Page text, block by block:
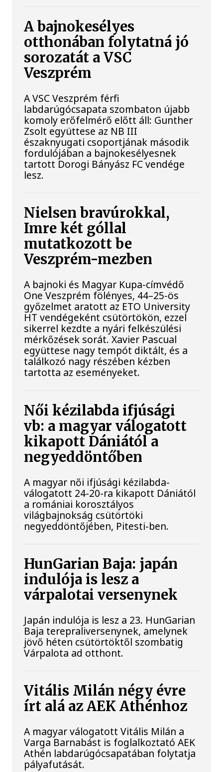
A bajnokesélyes
otthonában folytatná jó
sorozatát a VSC
Veszprém
A VSC Veszprém férfi
labdarúgócsapata szombaton újabb
komoly erőfelmérő előtt áll: Gunther
Zsolt együttese az NB III
északnyugati csoportjának második
fordulójában a bajnokesélyesnek
tartott Dorogi Bányász FC vendége
lesz.
Nielsen bravúrokkal,
Imre két góllal
mutatkozott be
Veszprém-mezben
A bajnoki és Magyar Kupa-címvédő
One Veszprém fölényes, 44–25-ös
győzelmet aratott az ETO University
HT vendégeként csütörtökön, ezzel
sikerrel kezdte a nyári felkészülési
mérkőzések sorát. Xavier Pascual
együttese nagy tempót diktált, és a
találkozó nagy részében kézben
tartotta az eseményeket.
Női kézilabda ifjúsági
vb: a magyar válogatott
kikapott Dániától a
negyeddöntőben
A magyar női ifjúsági kézilabda-
válogatott 24-20-ra kikapott Dániától
a romániai korosztályos
világbajnokság csütörtöki
negyeddöntőjében, Pitesti-ben.
HunGarian Baja: japán
indulója is lesz a
várpalotai versenynek
Japán indulója is lesz a 23. HunGarian
Baja terepraliversenynek, amelynek
jövő héten csütörtöktől szombatig
Várpalota ad otthont.
Vitális Milán négy évre
írt alá az AEK Athénhoz
A magyar válogatott Vitális Milán a
Varga Barnabást is foglalkoztató AEK
Athén labdarúgócsapatában folytatja
pályafutását.